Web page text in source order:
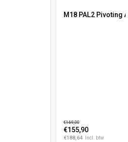
M18 PAL2 Pivoting
€169,00
€155,90
€188,64 Incl. btw